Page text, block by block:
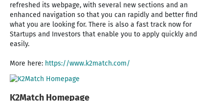
refreshed its webpage, with several new sections and an
enhanced navigation so that you can rapidly and better find
what you are looking for. There is also a fast track now for
Startups and Investors that enable you to apply quickly and
easily.
More here: https://www.k2match.com/
K2Match Homepage